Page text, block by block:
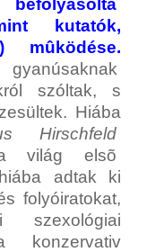
kutatók,
mûködése.
gyanúsaknak
szóltak, s
Hiába
Hirschfeld
világ elsõ
adtak ki
folyóiratokat,
szexológiai
konzervativ